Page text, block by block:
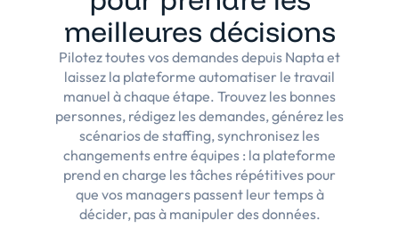
meilleures décisions
Pilotez toutes vos demandes depuis Napta et
laissez la plateforme automatiser le travail
manuel à chaque étape. Trouvez les bonnes
personnes, rédigez les demandes, générez les
scénarios de staffing, synchronisez les
changements entre équipes : la plateforme
prend en charge les tâches répétitives pour
que vos managers passent leur temps à
décider, pas à manipuler des données.